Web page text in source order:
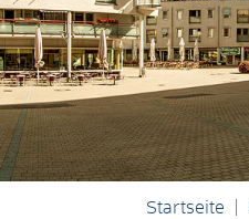
Startseite